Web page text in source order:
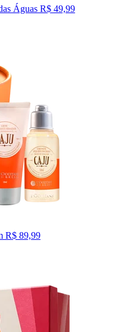
Águas R$ 49,99
R$ 89,99